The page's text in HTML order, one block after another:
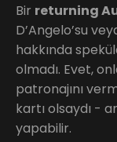
Bir returning
D’Angelo’su
hakkında
olmadı. Evet,
patronajını
kartı olsaydı -
yapabilir.